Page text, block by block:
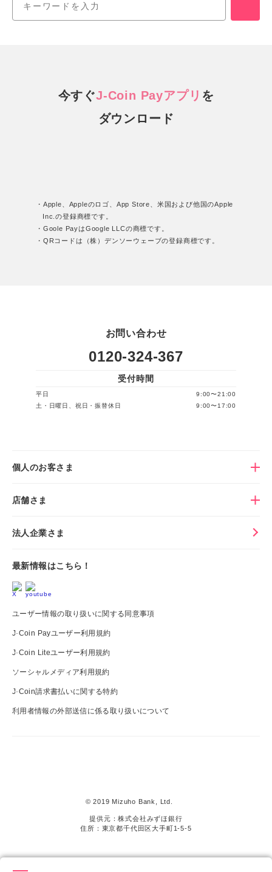
今すぐJ-Coin Payアプリ を
ダウンロード
・Apple、Appleのロゴ、App Store、米国および他国のApple
Inc.の登録商標です。
・Goole PayはGoogle LLCの商標です。
・QRコードは（株）デンソーウェーブの登録商標です。
お問い合わせ
0120-324-367
受付時間
平日
9:00〜21:00
土・日曜日、祝日・振替休日
9:00〜17:00
個人のお客さま
店舗さま
法人企業さま
最新情報はこちら！
ユーザー情報の取り扱いに関する同意事項
J-Coin Payユーザー利用規約
J-Coin Liteユーザー利用規約
ソーシャルメディア利用規約
J-Coin請求書払いに関する特約
利用者情報の外部送信に係る取り扱いについて
© 2019 Mizuho Bank, Ltd.
提供元：株式会社みずほ銀行
住所：東京都千代田区大手町1-5-5